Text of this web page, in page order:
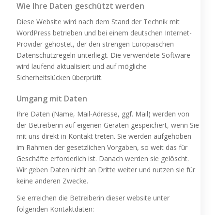
Wie Ihre Daten geschützt werden
Diese Website wird nach dem Stand der Technik mit
WordPress betrieben und bei einem deutschen Internet-
Provider gehostet, der den strengen Europäischen
Datenschutzregeln unterliegt. Die verwendete Software
wird laufend aktualisiert und auf mögliche
Sicherheitslücken überprüft.
Umgang mit Daten
Ihre Daten (Name, Mail-Adresse, ggf. Mail) werden von
der Betreiberin auf eigenen Geräten gespeichert, wenn Sie
mit uns direkt in Kontakt treten. Sie werden aufgehoben
im Rahmen der gesetzlichen Vorgaben, so weit das für
Geschäfte erforderlich ist. Danach werden sie gelöscht.
Wir geben Daten nicht an Dritte weiter und nutzen sie für
keine anderen Zwecke.
Sie erreichen die Betreiberin dieser website unter
folgenden Kontaktdaten: